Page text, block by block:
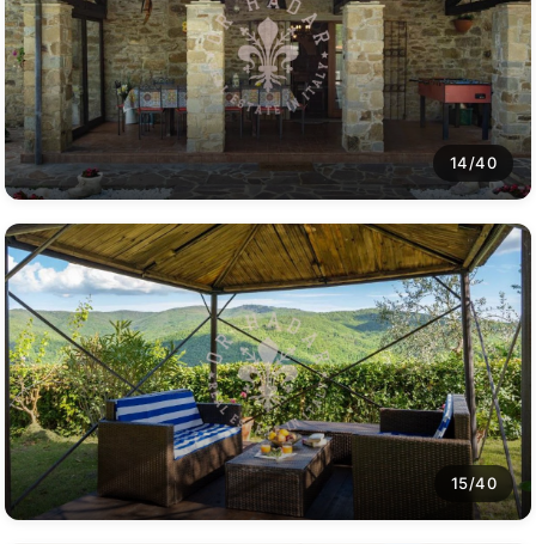
14/40
15/40